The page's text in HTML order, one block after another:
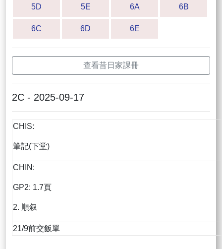
5D 5E 6A 6B
6C 6D 6E
查看昔日家課冊
2C - 2025-09-17
CHIS:
筆記(下堂)
CHIN:
GP2: 1.7頁
2. 順叙
21/9前交飯單